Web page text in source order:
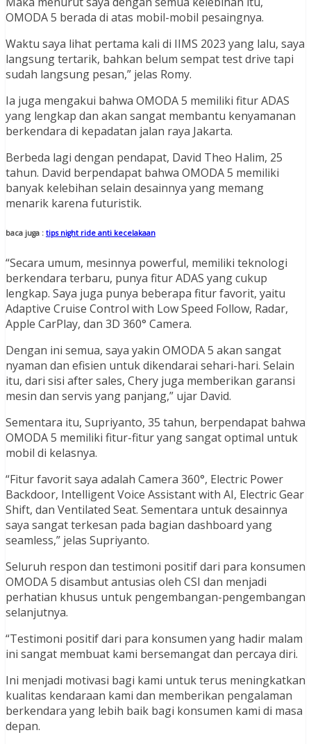
OMODA 5 berada di atas mobil-mobil pesaingnya.
Waktu saya lihat pertama kali di IIMS 2023 yang lalu, saya
langsung tertarik, bahkan belum sempat test drive tapi
sudah langsung pesan,” jelas Romy.
Ia juga mengakui bahwa OMODA 5 memiliki fitur ADAS
yang lengkap dan akan sangat membantu kenyamanan
berkendara di kepadatan jalan raya Jakarta.
Berbeda lagi dengan pendapat, David Theo Halim, 25
tahun. David berpendapat bahwa OMODA 5 memiliki
banyak kelebihan selain desainnya yang memang
menarik karena futuristik.
baca juga : tips night ride anti kecelakaan
“Secara umum, mesinnya powerful, memiliki teknologi
berkendara terbaru, punya fitur ADAS yang cukup
lengkap. Saya juga punya beberapa fitur favorit, yaitu
Adaptive Cruise Control with Low Speed Follow, Radar,
Apple CarPlay, dan 3D 360° Camera.
Dengan ini semua, saya yakin OMODA 5 akan sangat
nyaman dan efisien untuk dikendarai sehari-hari. Selain
itu, dari sisi after sales, Chery juga memberikan garansi
mesin dan servis yang panjang,” ujar David.
Sementara itu, Supriyanto, 35 tahun, berpendapat bahwa
OMODA 5 memiliki fitur-fitur yang sangat optimal untuk
mobil di kelasnya.
“Fitur favorit saya adalah Camera 360°, Electric Power
Backdoor, Intelligent Voice Assistant with AI, Electric Gear
Shift, dan Ventilated Seat. Sementara untuk desainnya
saya sangat terkesan pada bagian dashboard yang
seamless,” jelas Supriyanto.
Seluruh respon dan testimoni positif dari para konsumen
OMODA 5 disambut antusias oleh CSI dan menjadi
perhatian khusus untuk pengembangan-pengembangan
selanjutnya.
“Testimoni positif dari para konsumen yang hadir malam
ini sangat membuat kami bersemangat dan percaya diri.
Ini menjadi motivasi bagi kami untuk terus meningkatkan
kualitas kendaraan kami dan memberikan pengalaman
berkendara yang lebih baik bagi konsumen kami di masa
depan.